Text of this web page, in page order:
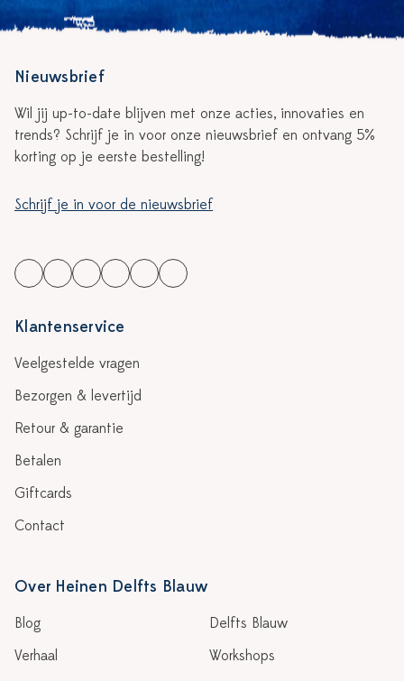
Nieuwsbrief
Wil jij up-to-date blijven met onze acties, innovaties en
trends? Schrijf je in voor onze nieuwsbrief en ontvang 5%
korting op je eerste bestelling!
Schrijf je in voor de nieuwsbrief
Klantenservice
Veelgestelde vragen
Bezorgen & levertijd
Retour & garantie
Betalen
Giftcards
Contact
Over Heinen Delfts Blauw
Blog
Verhaal
Delfts Blauw
Workshops